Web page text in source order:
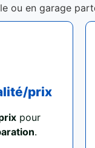
ou en garage
prix
pour
.